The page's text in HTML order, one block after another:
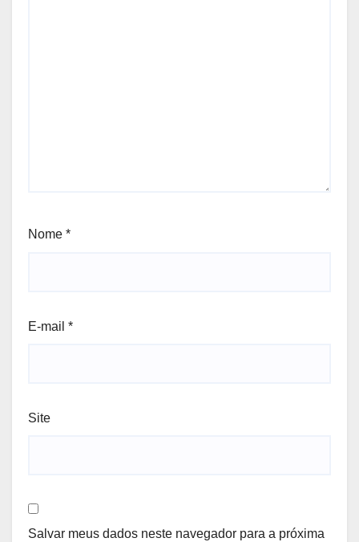
Nome *
E-mail *
Site
Salvar meus dados neste navegador para a próxima